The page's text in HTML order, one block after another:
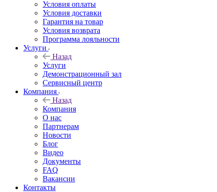
Условия оплаты
Условия доставки
Гарантия на товар
Условия возврата
Программа лояльности
Услуги
Назад
Услуги
Демонстрационный зал
Сервисный центр
Компания
Назад
Компания
О нас
Партнерам
Новости
Блог
Видео
Документы
FAQ
Вакансии
Контакты